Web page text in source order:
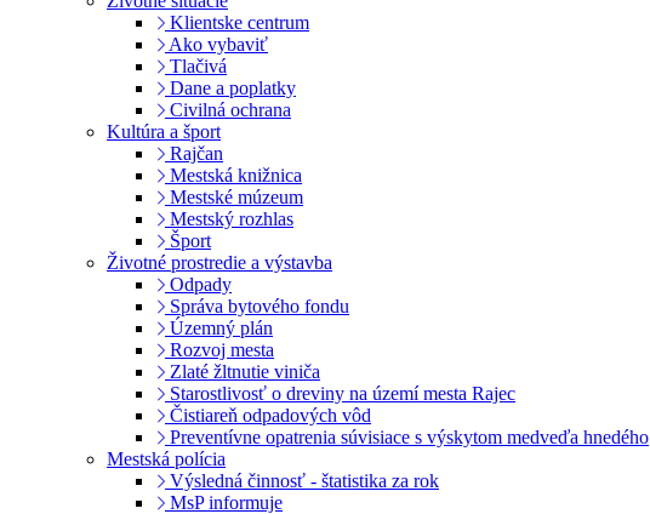
Klientske centrum
Ako vybaviť
Tlačivá
Dane a poplatky
Civilná ochrana
Kultúra a šport
Rajčan
Mestská knižnica
Mestské múzeum
Mestský rozhlas
Šport
Životné prostredie a výstavba
Odpady
Správa bytového fondu
Územný plán
Rozvoj mesta
Zlaté žltnutie viniča
Starostlivosť o dreviny na území mesta Rajec
Čistiareň odpadových vôd
Preventívne opatrenia súvisiace s výskytom medveďa hnedého
Mestská polícia
Výsledná činnosť - štatistika za rok
MsP informuje